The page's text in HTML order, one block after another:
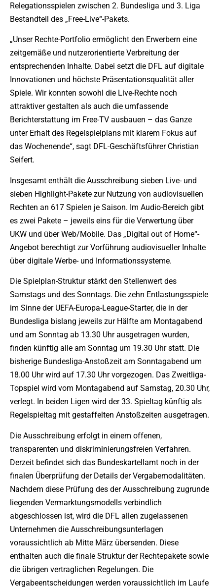
Relegationsspielen zwischen 2. Bundesliga und 3. Liga
Bestandteil des „Free-Live“-Pakets.
„Unser Rechte-Portfolio ermöglicht den Erwerbern eine
zeitgemäße und nutzerorientierte Verbreitung der
entsprechenden Inhalte. Dabei setzt die DFL auf digitale
Innovationen und höchste Präsentationsqualität aller
Spiele. Wir konnten sowohl die Live-Rechte noch
attraktiver gestalten als auch die umfassende
Berichterstattung im Free-TV ausbauen – das Ganze
unter Erhalt des Regelspielplans mit klarem Fokus auf
das Wochenende“, sagt DFL-Geschäftsführer Christian
Seifert.
Insgesamt enthält die Ausschreibung sieben Live- und
sieben Highlight-Pakete zur Nutzung von audiovisuellen
Rechten an 617 Spielen je Saison. Im Audio-Bereich gibt
es zwei Pakete – jeweils eins für die Verwertung über
UKW und über Web/Mobile. Das „Digital out of Home“-
Angebot berechtigt zur Vorführung audiovisueller Inhalte
über digitale Werbe- und Informationssysteme.
Die Spielplan-Struktur stärkt den Stellenwert des
Samstags und des Sonntags. Die zehn Entlastungsspiele
im Sinne der UEFA-Europa-League-Starter, die in der
Bundesliga bislang jeweils zur Hälfte am Montagabend
und am Sonntag ab 13.30 Uhr ausgetragen wurden,
finden künftig alle am Sonntag um 19.30 Uhr statt. Die
bisherige Bundesliga-Anstoßzeit am Sonntagabend um
18.00 Uhr wird auf 17.30 Uhr vorgezogen. Das Zweitliga-
Topspiel wird vom Montagabend auf Samstag, 20.30 Uhr,
verlegt. In beiden Ligen wird der 33. Spieltag künftig als
Regelspieltag mit gestaffelten Anstoßzeiten ausgetragen.
Die Ausschreibung erfolgt in einem offenen,
transparenten und diskriminierungsfreien Verfahren.
Derzeit befindet sich das Bundeskartellamt noch in der
finalen Überprüfung der Details der Vergabemodalitäten.
Nachdem diese Prüfung des der Ausschreibung zugrunde
liegenden Vermarktungsmodells verbindlich
abgeschlossen ist, wird die DFL allen zugelassenen
Unternehmen die Ausschreibungsunterlagen
voraussichtlich ab Mitte März übersenden. Diese
enthalten auch die finale Struktur der Rechtepakete sowie
die übrigen vertraglichen Regelungen. Die
Vergabeentscheidungen werden voraussichtlich im Laufe